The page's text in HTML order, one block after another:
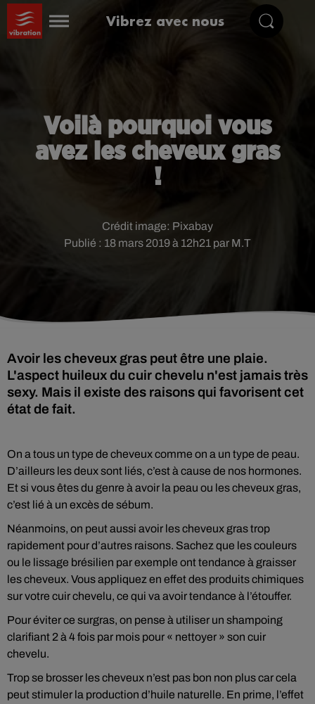
Vibrez avec nous
Voilà pourquoi vous
avez les cheveux gras
!
Publié : 18 mars 2019 à 12h21 par M.T
Crédit image: Pixabay
Avoir les cheveux gras peut être une plaie.
L'aspect huileux du cuir chevelu n'est jamais très
sexy. Mais il existe des raisons qui favorisent cet
état de fait.
On a tous un type de cheveux comme on a un type de peau.
D’ailleurs les deux sont liés, c’est à cause de nos hormones.
Et si vous êtes du genre à avoir la peau ou les cheveux gras,
c’est lié à un excès de sébum.
Néanmoins, on peut aussi avoir les cheveux gras trop
rapidement pour d’autres raisons. Sachez que les couleurs
ou le lissage brésilien par exemple ont tendance à graisser
les cheveux. Vous appliquez en effet des produits chimiques
sur votre cuir chevelu, ce qui va avoir tendance à l’étouffer.
Pour éviter ce surgras, on pense à utiliser un shampoing
clarifiant 2 à 4 fois par mois pour « nettoyer » son cuir
chevelu.
Trop se brosser les cheveux n’est pas bon non plus car cela
peut stimuler la production d’huile naturelle. En prime, l’effet